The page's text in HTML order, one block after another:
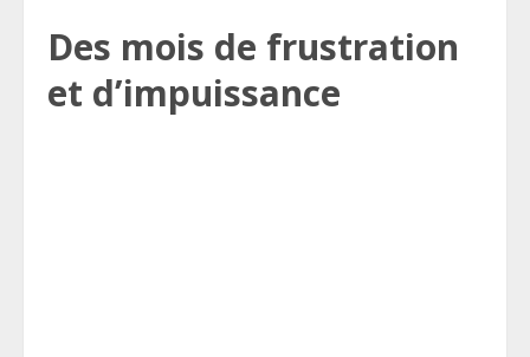
Des mois de frustration
et d’impuissance